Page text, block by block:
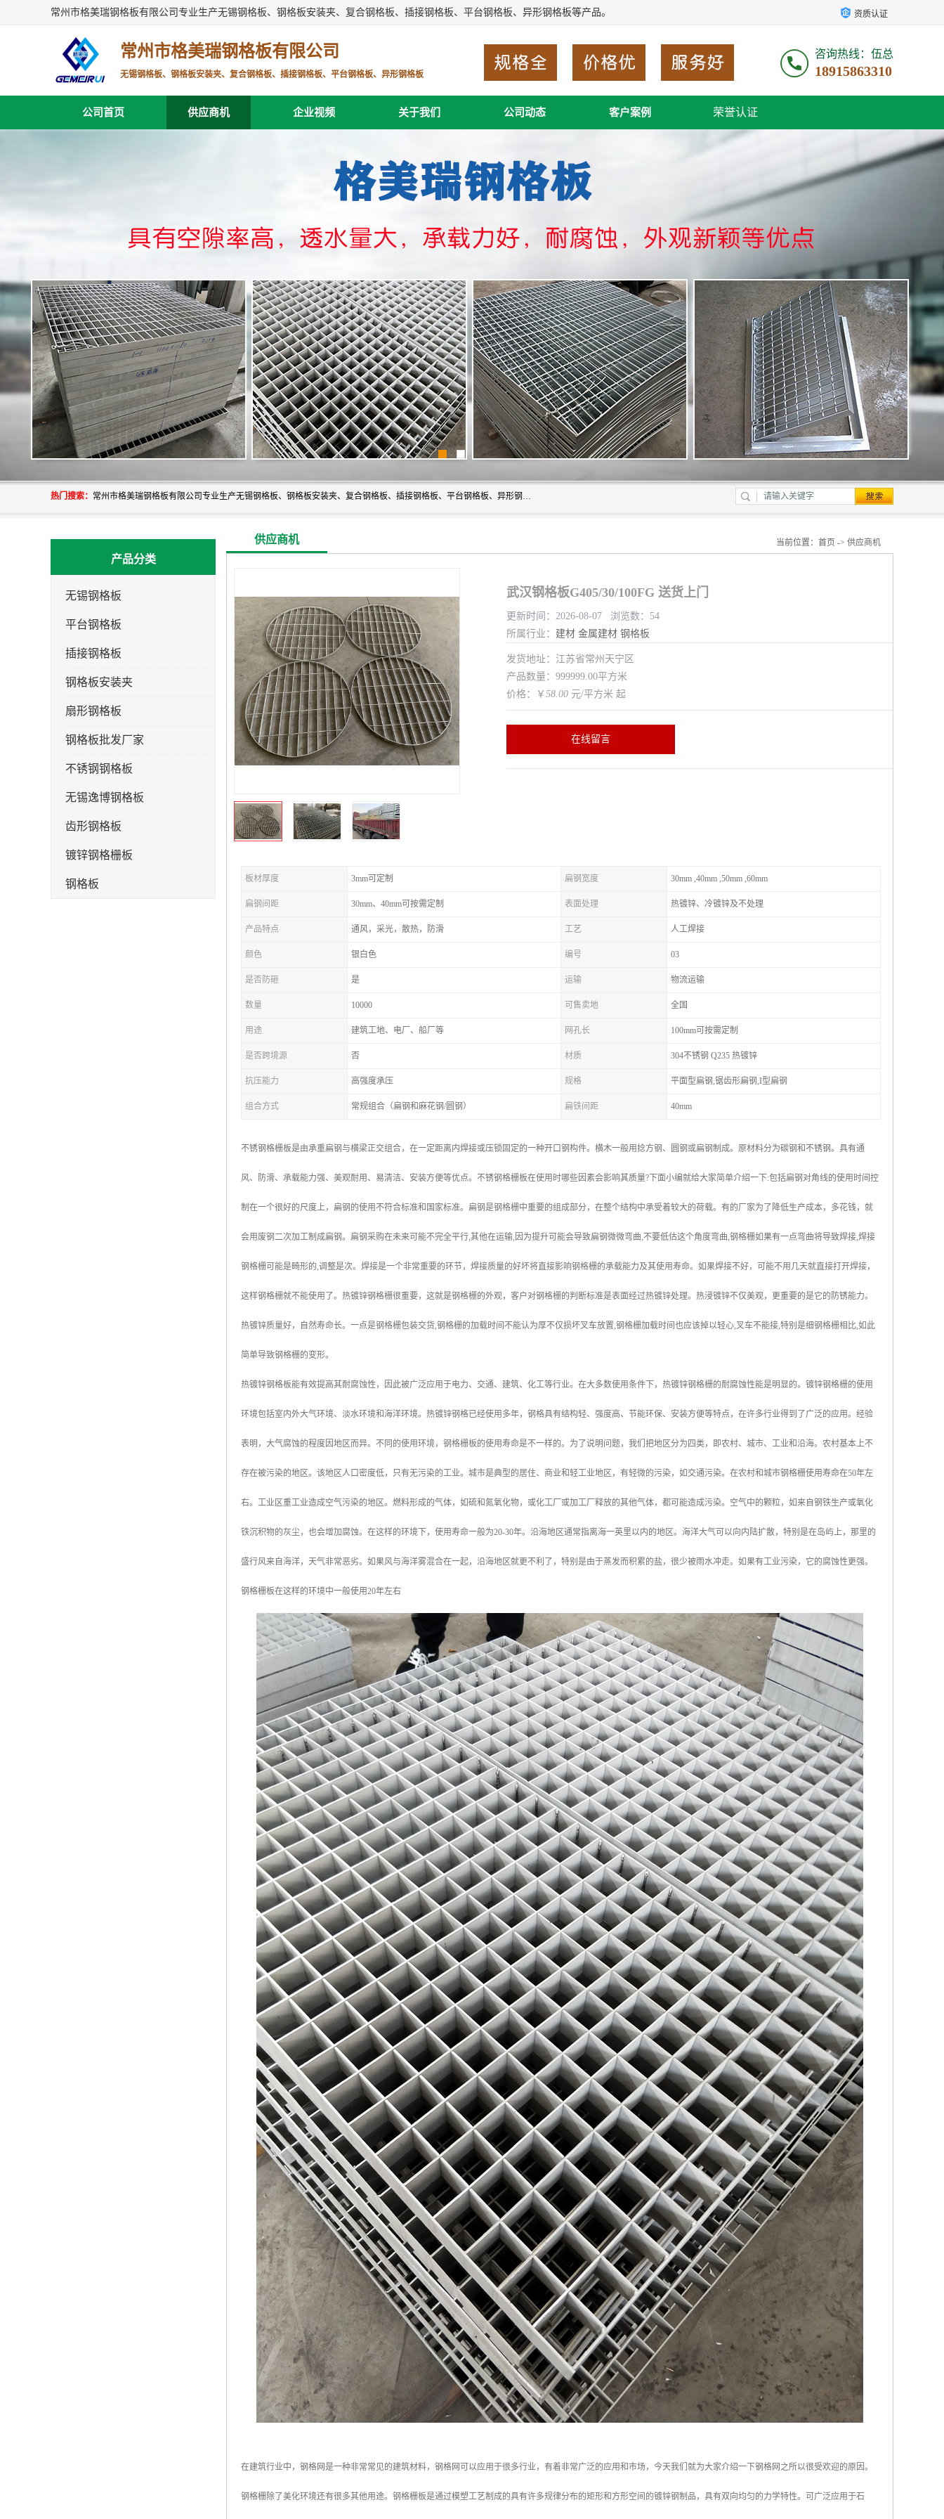
常州市格美瑞钢格板有限公司专业生产无锡钢格板、钢格板安装夹、复合钢格板、插接钢格板、平台钢格板、异形钢格板等产品。 资质认证
常州市格美瑞钢格板有限公司
无锡钢格板、钢格板安装夹、复合钢格板、插接钢格板、平台钢格板、异形钢格板
咨询热线：伍总
18915863310
公司首页 供应商机 企业视频 关于我们 公司动态 客户案例 荣誉认证
热门搜索： 常州市格美瑞钢格板有限公司专业生产无锡钢格板、钢格板安装夹、复合钢格板、插接钢格板、平台钢格板、异形钢格板等产品。
产品分类
无锡钢格板
平台钢格板
插接钢格板
钢格板安装夹
扇形钢格板
钢格板批发厂家
不锈钢钢格板
无锡逸博钢格板
齿形钢格板
镀锌钢格栅板
钢格板
供应商机 当前位置： 首页 -> 供应商机
武汉钢格板G405/30/100FG 送货上门
更新时间：2026-08-07 浏览数：54
所属行业： 建材 金属建材 钢格板
发货地址：江苏省常州天宁区
产品数量：999999.00平方米
价格：￥ 58.00 元/平方米 起
在线留言
板材厚度 3mm可定制 扁钢宽度 30mm ,40mm ,50mm ,60mm
扁钢间距 30mm、40mm可按需定制 表面处理 热镀锌、冷镀锌及不处理
产品特点 通风，采光，散热，防滑 工艺 人工焊接
颜色 银白色 编号 03
是否防砸 是 运输 物流运输
数量 10000 可售卖地 全国
用途 建筑工地、电厂、船厂等 网孔长 100mm可按需定制
是否跨境源 否 材质 304不锈钢 Q235 热镀锌
抗压能力 高强度承压 规格 平面型扁钢,锯齿形扁钢,I型扁钢
组合方式 常规组合（扁钢和麻花钢/圆钢） 扁铁间距 40mm
不锈钢格栅板是由承重扁钢与横梁正交组合，在一定距离内焊接或压锁固定的一种开口钢构件。横木一般用捻方钢、圆钢或扁钢制成。原材料分为碳钢和不锈钢。具有通
风、防滑、承载能力强、美观耐用、易清洁、安装方便等优点。不锈钢格栅板在使用时哪些因素会影响其质量?下面小编就给大家简单介绍一下:包括扁钢对角线的使用时间控
制在一个很好的尺度上，扁钢的使用不符合标准和国家标准。扁钢是钢格栅中重要的组成部分，在整个结构中承受着较大的荷载。有的厂家为了降低生产成本，多花钱，就
会用废钢二次加工制成扁钢。扁钢采购在未来可能不完全平行,其他在运输,因为提升可能会导致扁钢微微弯曲,不要低估这个角度弯曲,钢格栅如果有一点弯曲将导致焊接,焊接
钢格栅可能是畸形的,调整是次。焊接是一个非常重要的环节，焊接质量的好坏将直接影响钢格栅的承载能力及其使用寿命。如果焊接不好，可能不用几天就直接打开焊接，
这样钢格栅就不能使用了。热镀锌钢格栅很重要，这就是钢格栅的外观，客户对钢格栅的判断标准是表面经过热镀锌处理。热浸镀锌不仅美观，更重要的是它的防锈能力。
热镀锌质量好，自然寿命长。一点是钢格栅包装交货,钢格栅的加载时间不能认为厚不仅损坏叉车放置,钢格栅加载时间也应该掉以轻心,叉车不能接,特别是细钢格栅相比,如此
简单导致钢格栅的变形。
热镀锌钢格板能有效提高其耐腐蚀性，因此被广泛应用于电力、交通、建筑、化工等行业。在大多数使用条件下，热镀锌钢格栅的耐腐蚀性能是明显的。镀锌钢格栅的使用
环境包括室内外大气环境、淡水环境和海洋环境。热镀锌钢格已经使用多年，钢格具有结构轻、强度高、节能环保、安装方便等特点，在许多行业得到了广泛的应用。经验
表明，大气腐蚀的程度因地区而异。不同的使用环境，钢格栅板的使用寿命是不一样的。为了说明问题，我们把地区分为四类，即农村、城市、工业和沿海。农村基本上不
存在被污染的地区。该地区人口密度低，只有无污染的工业。城市是典型的居住、商业和轻工业地区，有轻微的污染，如交通污染。在农村和城市钢格栅使用寿命在50年左
右。工业区重工业造成空气污染的地区。燃料形成的气体，如硫和氮氧化物，或化工厂或加工厂释放的其他气体，都可能造成污染。空气中的颗粒，如来自钢铁生产或氧化
铁沉积物的灰尘，也会增加腐蚀。在这样的环境下，使用寿命一般为20-30年。沿海地区通常指离海一英里以内的地区。海洋大气可以向内陆扩散，特别是在岛屿上，那里的
盛行风来自海洋，天气非常恶劣。如果风与海洋雾混合在一起，沿海地区就更不利了，特别是由于蒸发而积累的盐，很少被雨水冲走。如果有工业污染，它的腐蚀性更强。
钢格栅板在这样的环境中一般使用20年左右
在建筑行业中，钢格网是一种非常常见的建筑材料，钢格网可以应用于很多行业，有着非常广泛的应用和市场，今天我们就为大家介绍一下钢格网之所以很受欢迎的原因。
钢格栅除了美化环境还有很多其他用途。钢格栅板是通过模塑工艺制成的具有许多规律分布的矩形和方形空间的镀锌钢制品，具有双向均匀的力学特性。可广泛应用于石